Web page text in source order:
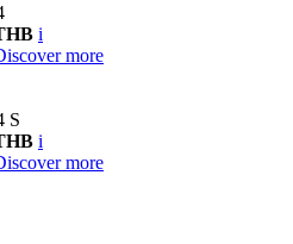
i
more
S
i
more